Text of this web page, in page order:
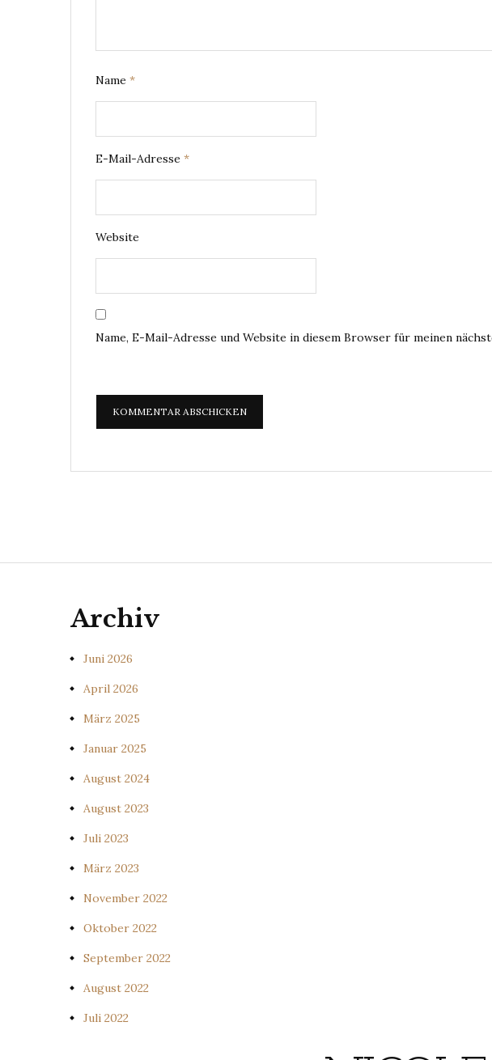
Name *
E-Mail-Adresse *
Website
Name, E-Mail-Adresse und Website in diesem Browser für meinen
Archiv
Juni 2026
April 2026
März 2025
Januar 2025
August 2024
August 2023
Juli 2023
März 2023
November 2022
Oktober 2022
September 2022
August 2022
Juli 2022